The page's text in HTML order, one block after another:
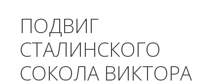
ПОДВИГ
СТАЛИНСКОГО
СОКОЛА ВИКТОРА